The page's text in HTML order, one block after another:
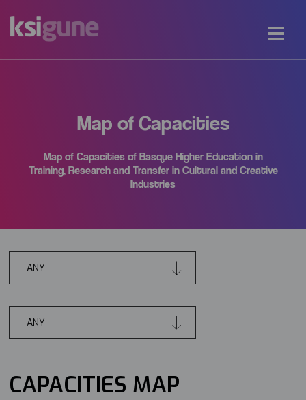
Map of Capacities
Map of Capacities of Basque Higher Education in
Training, Research and Transfer in Cultural and Creative
Industries
CAPACITIES MAP